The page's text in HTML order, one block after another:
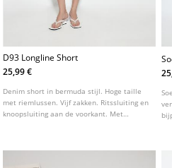
D93 Longline Short
25,99 €
Denim short in bermuda stijl. Hoge taille
met riemlussen. Vijf zakken. Ritssluiting en
knoopsluiting aan de voorkant. Met